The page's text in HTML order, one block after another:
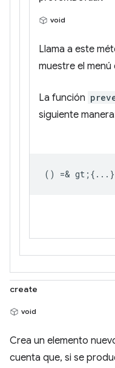
void
Llama a este
muestre el
La función
siguiente
() =& gt;{...}
create
void
Crea un elemento
cuenta que, si se